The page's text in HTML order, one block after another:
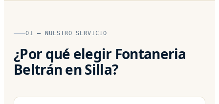
01 — NUESTRO SERVICIO
¿Por qué elegir Fontaneria
Beltrán en Silla?